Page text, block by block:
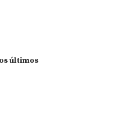
últimos